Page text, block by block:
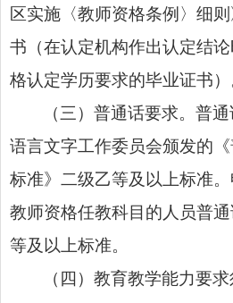
区实施〈教师资格条例〉细
书（在认定机构作出认定结
格认定学历要求的毕业证书）
（三）普通话要求。普
语言文字工作委员会颁发的
标准》二级乙等及以上标准
教师资格任教科目的人员普
等及以上标准。
（四）教育教学能力要